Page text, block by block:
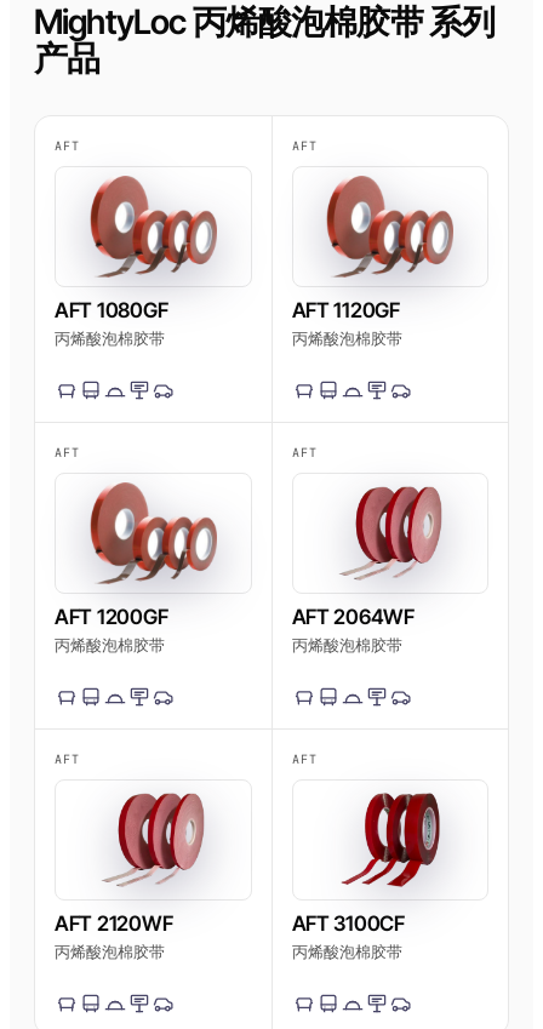
AFT 1120GF 丙烯酸泡棉胶带
浏览更多→
玻璃与陶瓷
塑料（非PP/PE）
MightyLoc 丙烯酸泡棉胶带 系列
产品
AFT
AFT 1080GF
丙烯酸泡棉胶带
AFT
AFT 1120GF
丙烯酸泡棉胶带
AFT
AFT 1200GF
丙烯酸泡棉胶带
AFT
AFT 2064WF
丙烯酸泡棉胶带
AFT
AFT 2120WF
丙烯酸泡棉胶带
AFT
AFT 3100CF
丙烯酸泡棉胶带